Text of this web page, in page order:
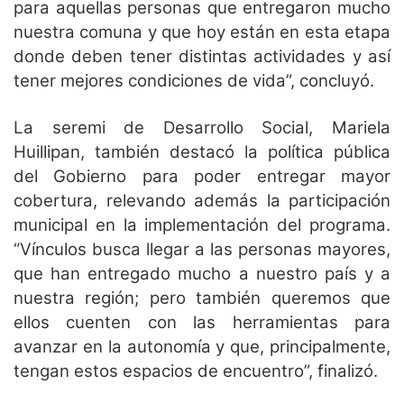
para aquellas personas que entregaron mucho
nuestra comuna y que hoy están en esta etapa
donde deben tener distintas actividades y así
tener mejores condiciones de vida”, concluyó.
La seremi de Desarrollo Social, Mariela
Huillipan, también destacó la política pública
del Gobierno para poder entregar mayor
cobertura, relevando además la participación
municipal en la implementación del programa.
“Vínculos busca llegar a las personas mayores,
que han entregado mucho a nuestro país y a
nuestra región; pero también queremos que
ellos cuenten con las herramientas para
avanzar en la autonomía y que, principalmente,
tengan estos espacios de encuentro”, finalizó.